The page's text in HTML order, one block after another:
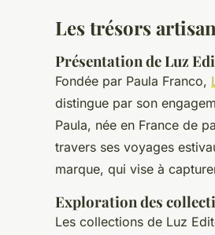
Les trésors
Présentation de Luz
Fondée par Paula Franco,
distingue par son
Paula, née en France de
travers ses voyages
marque, qui vise à
Exploration des
Les collections de Luz